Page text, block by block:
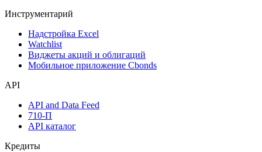
Инструментарий
Надстройка Excel
Watchlist
Виджеты акций и облигаций
Мобильное приложение Cbonds
API
API and Data Feed
710-П
API каталог
Кредиты